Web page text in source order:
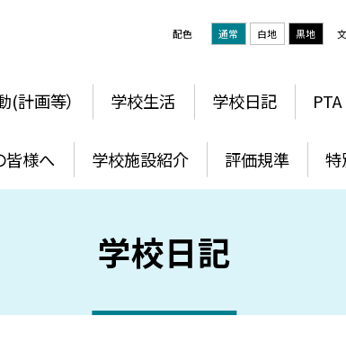
配色 通常 白地 黒地
(計画等） 学校生活 学校日記 PTA
皆様へ 学校施設紹介 評価規準 特
学校日記